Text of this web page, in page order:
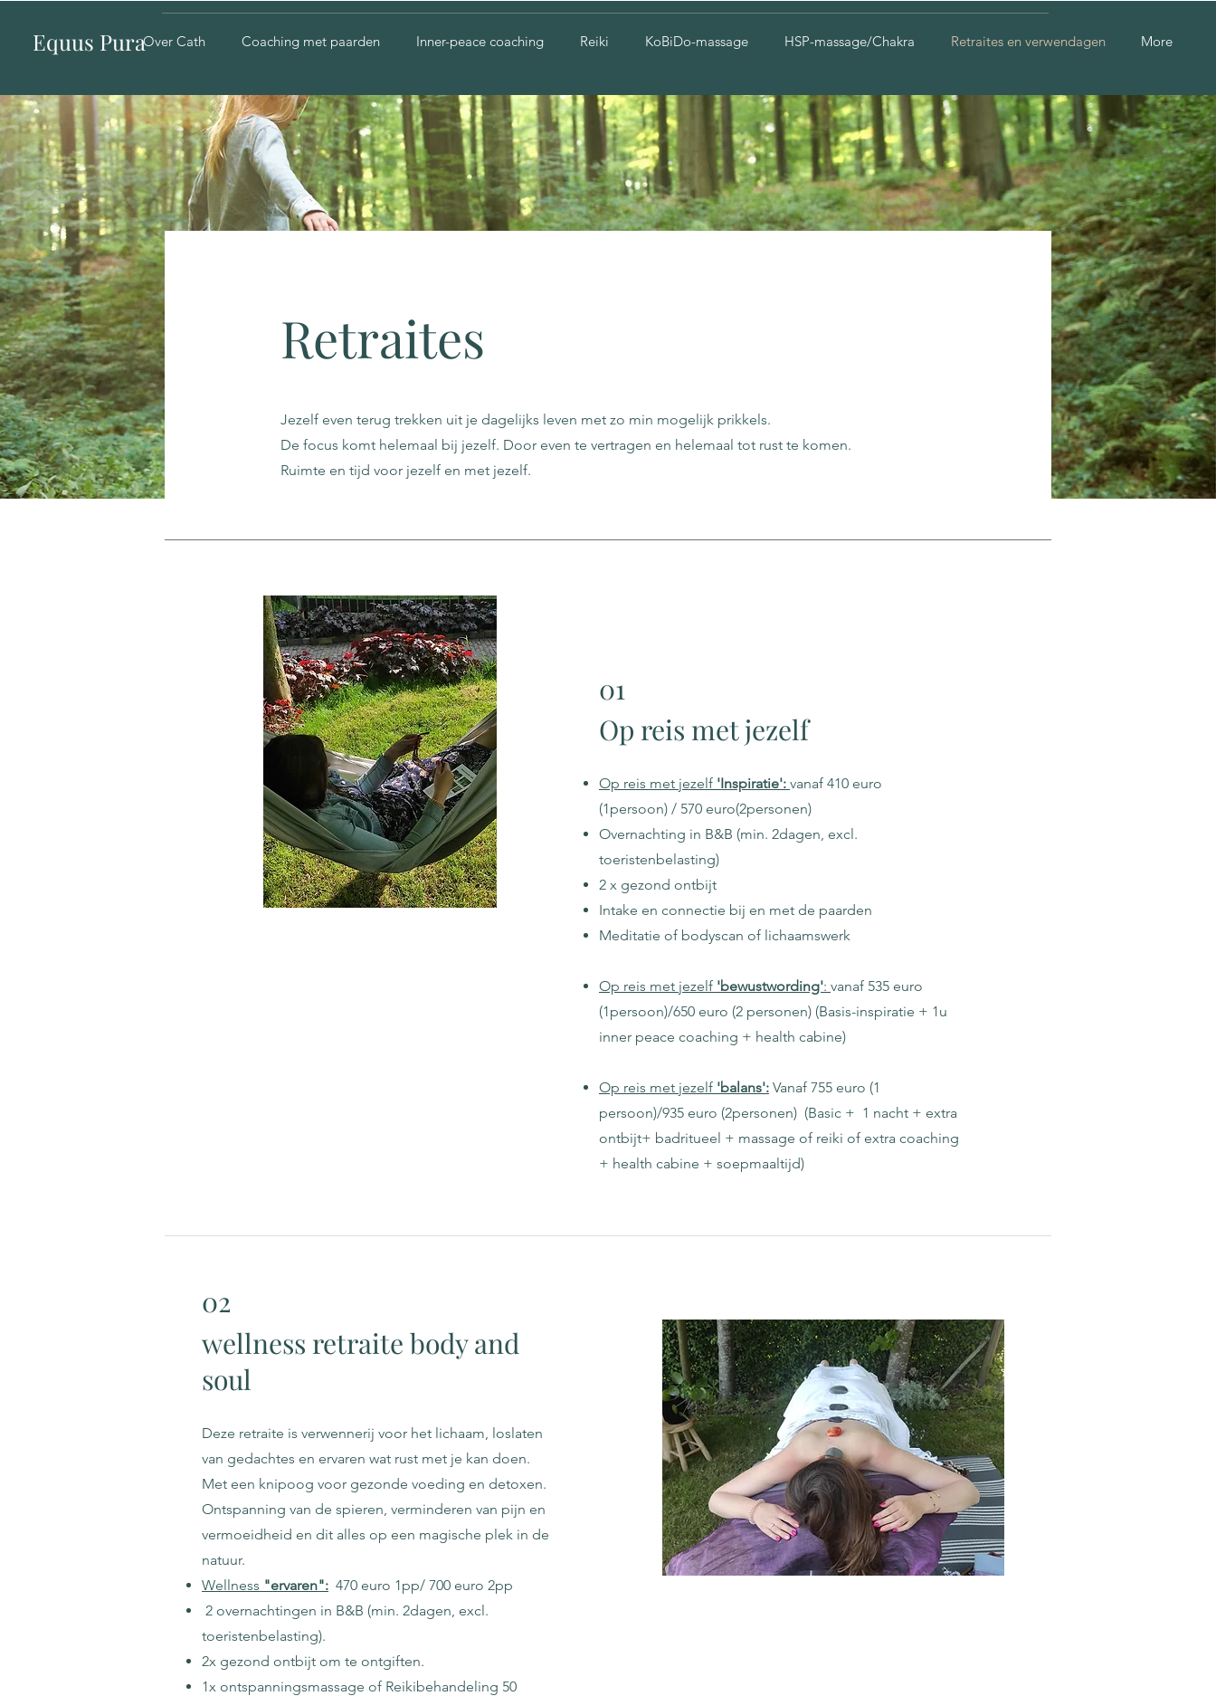
Equus PuraOver Cath Coaching met paarden Inner-peace coaching Reiki KoBiDo-massage HSP-massage/Chakra Retraites en verwendagen More
Retraites
Jezelf even terug trekken uit je dagelijks leven met zo min mogelijk prikkels.
De focus komt helemaal bij jezelf. Door even te vertragen en helemaal tot rust te komen.
Ruimte en tijd voor jezelf en met jezelf.
01
Op reis met jezelf
Op reis met jezelf 'Inspiratie': vanaf 410 euro
(1persoon) / 570 euro(2personen)
Overnachting in B&B (min. 2dagen, excl.
toeristenbelasting)
2 x gezond ontbijt
Intake en connectie bij en met de paarden
Meditatie of bodyscan of lichaamswerk
Op reis met jezelf 'bewustwording': vanaf 535 euro
(1persoon)/650 euro (2 personen) (Basis-inspiratie + 1u
inner peace coaching + health cabine)
Op reis met jezelf 'balans': Vanaf 755 euro (1
persoon)/935 euro (2personen) (Basic + 1 nacht + extra
ontbijt+ badritueel + massage of reiki of extra coaching
+ health cabine + soepmaaltijd)
02
wellness retraite body and
soul
Deze retraite is verwennerij voor het lichaam, loslaten
van gedachtes en ervaren wat rust met je kan doen.
Met een knipoog voor gezonde voeding en detoxen.
Ontspanning van de spieren, verminderen van pijn en
vermoeidheid en dit alles op een magische plek in de
natuur.
Wellness "ervaren": 470 euro 1pp/ 700 euro 2pp
2 overnachtingen in B&B (min. 2dagen, excl.
toeristenbelasting).
2x gezond ontbijt om te ontgiften.
1x ontspanningsmassage of Reikibehandeling 50